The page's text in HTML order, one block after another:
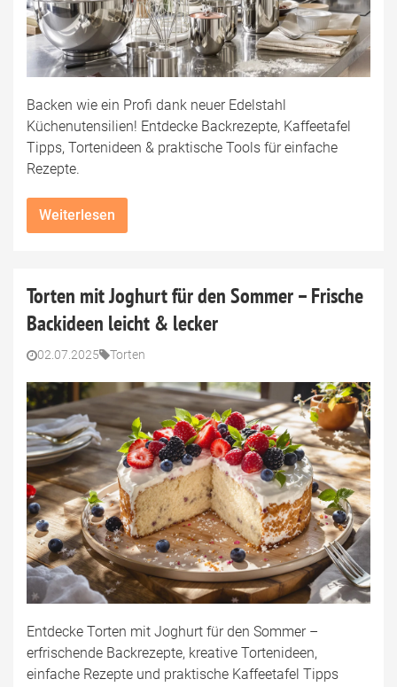
Backen wie ein Profi dank neuer Edelstahl
Küchenutensilien! Entdecke Backrezepte, Kaffeetafel
Tipps, Tortenideen & praktische Tools für einfache
Rezepte.
Weiterlesen
Torten mit Joghurt für den Sommer – Frische
Backideen leicht & lecker
02.07.2025 Torten
Entdecke Torten mit Joghurt für den Sommer –
erfrischende Backrezepte, kreative Tortenideen,
einfache Rezepte und praktische Kaffeetafel Tipps